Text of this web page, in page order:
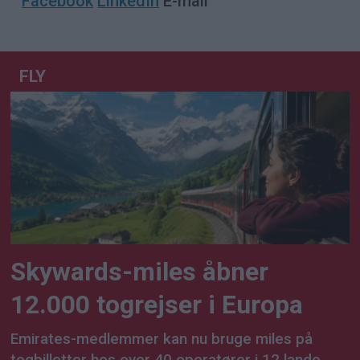
FLY
Skywards-miles åbner
12.000 togrejser i Europa
Emirates-medlemmer kan nu bruge miles på